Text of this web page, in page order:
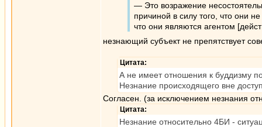
— Это возражение
причиной в силу того, что они
что они являются агентом
незнающий субъект не препятствует
Цитата:
А не имеет отношения к буддизму
Незнание происходящего вне
Согласен. (за исключением незнания
Цитата:
Незнание относительно 4БИ -